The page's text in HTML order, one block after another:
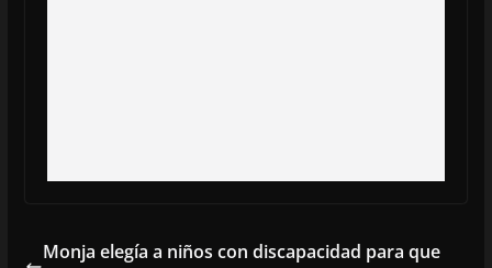
Monja elegía a niños con discapacidad para que